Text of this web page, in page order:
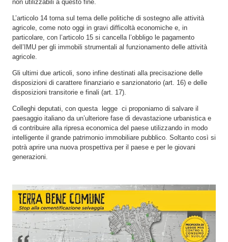
non utilizzabili a questo fine.
L’articolo 14 torna sul tema delle politiche di sostegno alle attività
agricole, come noto oggi in gravi difficoltà economiche e, in
particolare, con l’articolo 15 si cancella l’obbligo le pagamento
dell’IMU per gli immobili strumentali al funzionamento delle attività
agricole.
Gli ultimi due articoli, sono infine destinati alla precisazione delle
disposizioni di carattere finanziario e sanzionatorio (art. 16) e delle
disposizioni transitorie e finali (art. 17).
Colleghi deputati, con questa legge ci proponiamo di salvare il
paesaggio italiano da un’ulteriore fase di devastazione urbanistica e
di contribuire alla ripresa economica del paese utilizzando in modo
intelligente il grande patrimonio immobiliare pubblico. Soltanto così si
potrà aprire una nuova prospettiva per il paese e per le giovani
generazioni.